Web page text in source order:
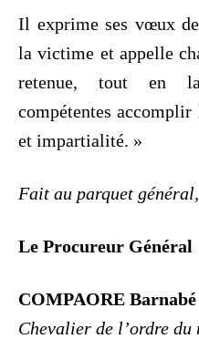
Il exprime ses vœux
la victime et appelle
retenue, tout en
compétentes
et impartialité. »
Fait au parquet
Le Procureur Général
COMPAORE Barnabé
Chevalier de l’ordre du